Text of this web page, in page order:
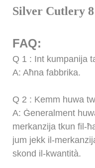
FAQ:
Q 1 : Int kumpanija
A: Aħna fabbrika.
Q 2 : Kemm huwa
A: Ġeneralment
merkanzija tkun fil-
jum jekk il-
skond il-kwantità.